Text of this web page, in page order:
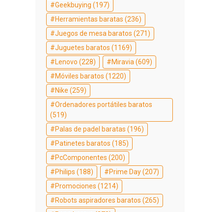
Geekbuying (197)
Herramientas baratas (236)
Juegos de mesa baratos (271)
Juguetes baratos (1169)
Lenovo (228) Miravia (609)
Móviles baratos (1220)
Nike (259)
Ordenadores portátiles baratos
(519)
Palas de padel baratas (196)
Patinetes baratos (185)
PcComponentes (200)
Philips (188) Prime Day(207)
Promociones (1214)
Robots aspiradores baratos (265)